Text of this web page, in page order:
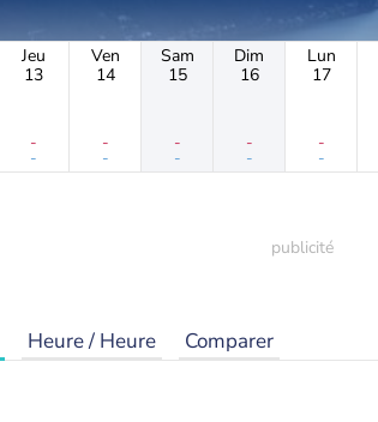
Jeu
13
-
-
Ven
14
-
-
Sam
15
-
-
Dim
16
-
-
Lun
17
-
-
Heure / Heure Comparer